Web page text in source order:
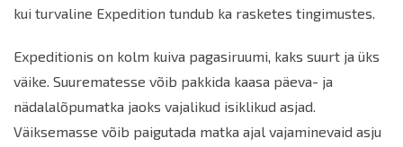
kui turvaline Expedition tundub ka rasketes tingimustes.
Expeditionis on kolm kuiva pagasiruumi, kaks suurt ja üks
väike. Suurematesse võib pakkida kaasa päeva- ja
nädalalõpumatka jaoks vajalikud isiklikud asjad.
Väiksemasse võib paigutada matka ajal vajaminevaid asju